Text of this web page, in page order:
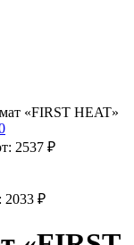
«FIRST HEAT»
2537 ₽
2033 ₽